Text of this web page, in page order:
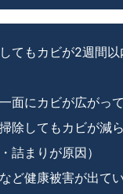
てもカビが2週間
面にカビが広がっ
除してもカビが減
詰まりが原因）
ど健康被害が出て